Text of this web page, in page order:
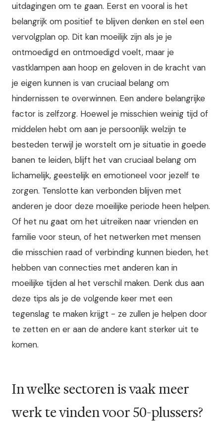
uitdagingen om te gaan. Eerst en vooral is het
belangrijk om positief te blijven denken en stel een
vervolgplan op. Dit kan moeilijk zijn als je je
ontmoedigd en ontmoedigd voelt, maar je
vastklampen aan hoop en geloven in de kracht van
je eigen kunnen is van cruciaal belang om
hindernissen te overwinnen. Een andere belangrijke
factor is zelfzorg. Hoewel je misschien weinig tijd of
middelen hebt om aan je persoonlijk welzijn te
besteden terwijl je worstelt om je situatie in goede
banen te leiden, blijft het van cruciaal belang om
lichamelijk, geestelijk en emotioneel voor jezelf te
zorgen. Tenslotte kan verbonden blijven met
anderen je door deze moeilijke periode heen helpen.
Of het nu gaat om het uitreiken naar vrienden en
familie voor steun, of het netwerken met mensen
die misschien raad of verbinding kunnen bieden, het
hebben van connecties met anderen kan in
moeilijke tijden al het verschil maken. Denk dus aan
deze tips als je de volgende keer met een
tegenslag te maken krijgt - ze zullen je helpen door
te zetten en er aan de andere kant sterker uit te
komen.
In welke sectoren is vaak meer
werk te vinden voor 50-plussers?